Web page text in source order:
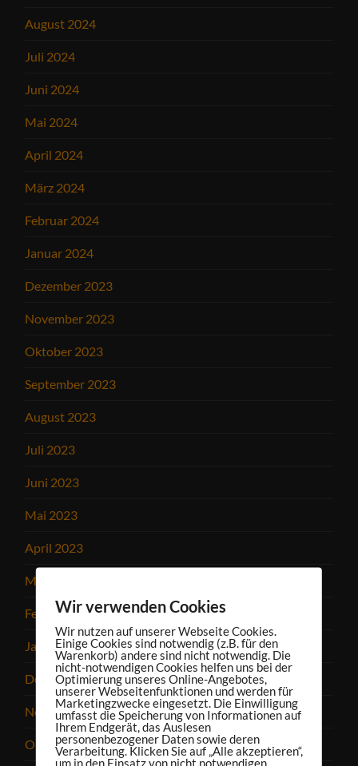
August 2024
Juli 2024
Juni 2024
Mai 2024
April 2024
März 2024
Februar 2024
Januar 2024
Dezember 2023
November 2023
Oktober 2023
September 2023
August 2023
Juli 2023
Juni 2023
Mai 2023
April 2023
März 2023
Februar 2023
Januar 2023
Dezember 2022
November 2022
Oktober 2022
Wir verwenden Cookies
Wir nutzen auf unserer Webseite Cookies.
Einige Cookies sind notwendig (z.B. für den
Warenkorb) andere sind nicht notwendig. Die
nicht-notwendigen Cookies helfen uns bei der
Optimierung unseres Online-Angebotes,
unserer Webseitenfunktionen und werden für
Marketingzwecke eingesetzt. Die Einwilligung
umfasst die Speicherung von Informationen auf
Ihrem Endgerät, das Auslesen
personenbezogener Daten sowie deren
Verarbeitung. Klicken Sie auf „Alle akzeptieren“,
um in den Einsatz von nicht notwendigen